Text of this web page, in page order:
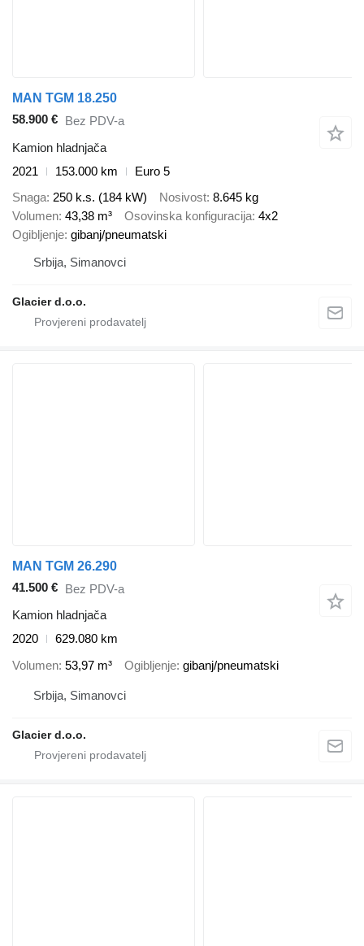
MAN TGM 18.250
58.900 € Bez PDV-a
Kamion hladnjača
2021
153.000 km
Euro 5
Snaga 250 k.s. (184 kW) Nosivost 8.645 kg
Volumen 43,38 m³ Osovinska konfiguracija 4x2
Ogibljenje gibanj/pneumatski
Srbija, Simanovci
Glacier d.o.o.
MAN TGM 26.290
41.500 € Bez PDV-a
Kamion hladnjača
2020
629.080 km
Volumen 53,97 m³ Ogibljenje gibanj/pneumatski
Srbija, Simanovci
Glacier d.o.o.